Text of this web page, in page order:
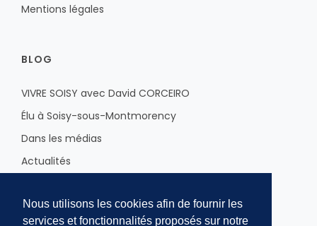
Nous utilisons les cookies afin de fournir les
services et fonctionnalités proposés sur notre
Mentions légales
BLOG
VIVRE SOISY avec David CORCEIRO
Élu à Soisy-sous-Montmorency
Dans les médias
Actualités
À l'Assemblée Nationale